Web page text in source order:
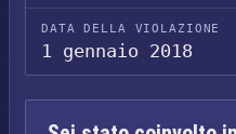
DATA DELLA VIOLAZIONE
1 gennaio 2018